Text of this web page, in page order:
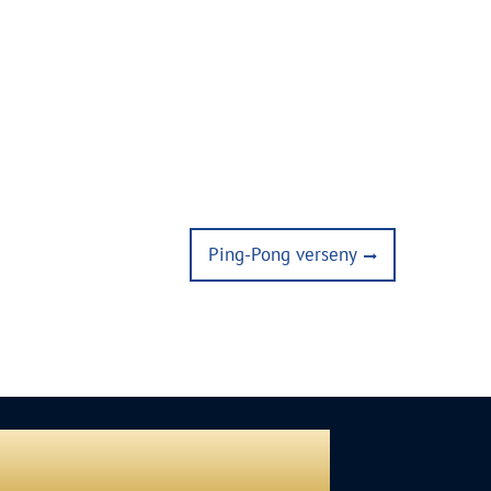
Next
post:
Ping-Pong verseny